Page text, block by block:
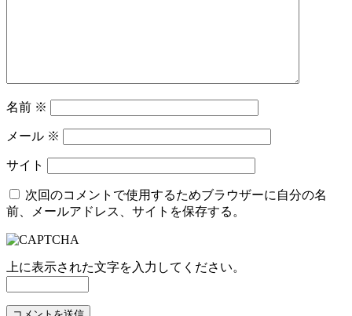
名前 ※
メール ※
サイト
次回のコメントで使用するためブラウザーに自分の名
前、メールアドレス、サイトを保存する。
上に表示された文字を入力してください。